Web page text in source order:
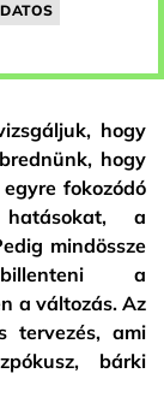
hogy
hogy
fokozódó
a
mindössze
a
a változás. Az
tervezés, ami
bárki